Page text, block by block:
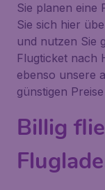
Sie planen eine
Sie sich hier
und nutzen Sie
Flugticket nach
ebenso unsere
günstigen
Billig